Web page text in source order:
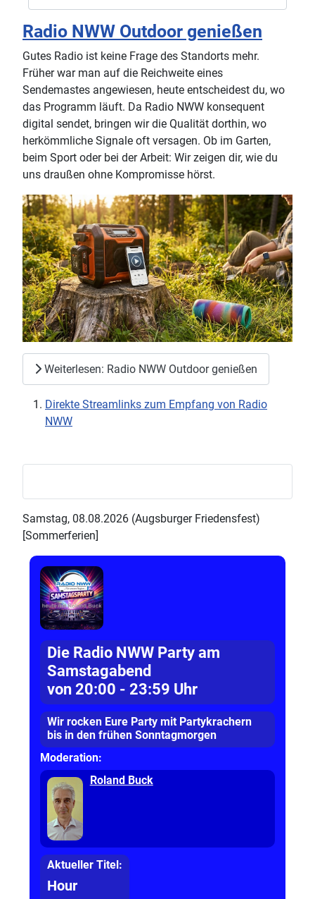
Radio NWW Outdoor genießen
Gutes Radio ist keine Frage des Standorts mehr.
Früher war man auf die Reichweite eines
Sendemastes angewiesen, heute entscheidest du, wo
das Programm läuft. Da Radio NWW konsequent
digital sendet, bringen wir die Qualität dorthin, wo
herkömmliche Signale oft versagen. Ob im Garten,
beim Sport oder bei der Arbeit: Wir zeigen dir, wie du
uns draußen ohne Kompromisse hörst.
Weiterlesen: Radio NWW Outdoor genießen
Direkte Streamlinks zum Empfang von Radio
NWW
Samstag, 08.08.2026 (Augsburger Friedensfest)
[Sommerferien]
Die Radio NWW Party am
Samstagabend
von 20:00 - 23:59 Uhr
Wir rocken Eure Party mit Partykrachern
bis in den frühen Sonntagmorgen
Moderation:
Roland Buck
Aktueller Titel:
Hour